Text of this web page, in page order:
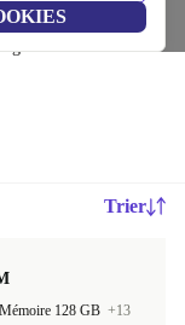
moins de 4000€ –
garantie de 12 mois.
Trier
Mémoire 128 GB +13